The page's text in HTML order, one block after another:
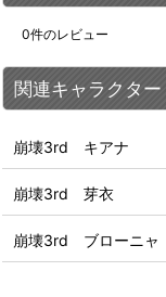
0件のレビュー
関連キャラクター
崩壊3rd キアナ
崩壊3rd 芽衣
崩壊3rd ブローニャ